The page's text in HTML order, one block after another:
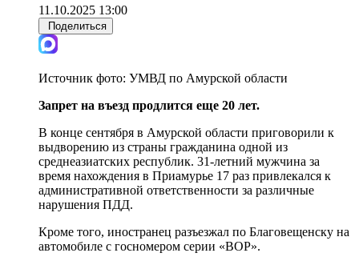
11.10.2025 13:00
Поделиться
Источник фото: УМВД по Амурской области
Запрет на въезд продлится еще 20 лет.
В конце сентября в Амурской области приговорили к
выдворению из страны гражданина одной из
среднеазиатских республик. 31-летний мужчина за
время нахождения в Приамурье 17 раз привлекался к
административной ответственности за различные
нарушения ПДД.
Кроме того, иностранец разъезжал по Благовещенску на
автомобиле с госномером серии «ВОР».